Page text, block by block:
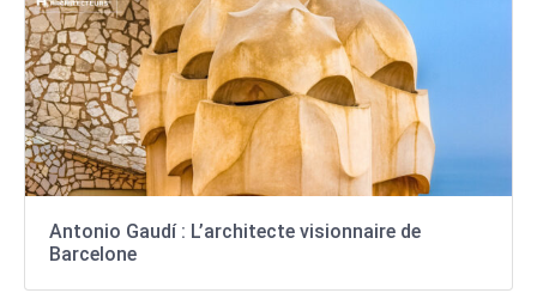
Antonio Gaudí : L’architecte visionnaire de
Barcelone